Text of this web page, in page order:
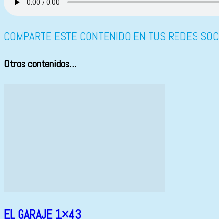
COMPARTE ESTE CONTENIDO EN TUS REDES
Otros contenidos...
EL GARAJE 1×43